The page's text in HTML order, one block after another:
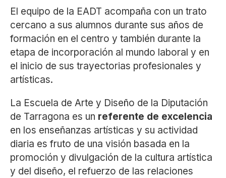
El equipo de la EADT acompaña con un trato
cercano a sus alumnos durante sus años de
formación en el centro y también durante la
etapa de incorporación al mundo laboral y en
el inicio de sus trayectorias profesionales y
artísticas.
La Escuela de Arte y Diseño de la Diputación
de Tarragona es un referente de excelencia
en los enseñanzas artísticas y su actividad
diaria es fruto de una visión basada en la
promoción y divulgación de la cultura artística
y del diseño, el refuerzo de las relaciones